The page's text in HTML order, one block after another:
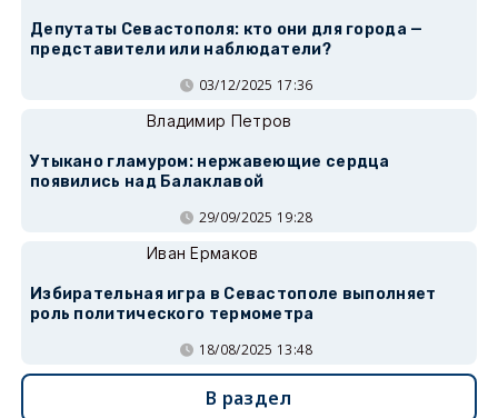
Депутаты Севастополя: кто они для города —
представители или наблюдатели?
03/12/2025 17:36
Владимир Петров
Утыкано гламуром: нержавеющие сердца
появились над Балаклавой
29/09/2025 19:28
Иван Ермаков
Избирательная игра в Севастополе выполняет
роль политического термометра
18/08/2025 13:48
В раздел